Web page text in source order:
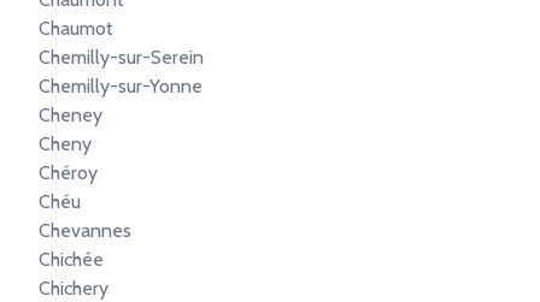
Chaumot
Chemilly-sur-Serein
Chemilly-sur-Yonne
Cheney
Cheny
Chéroy
Chéu
Chevannes
Chichée
Chichery